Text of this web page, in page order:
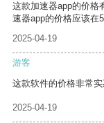
这款加速器app的价格
速器app的价格应该在
2025-04-19
游客
这款软件的价格非常实
2025-04-19